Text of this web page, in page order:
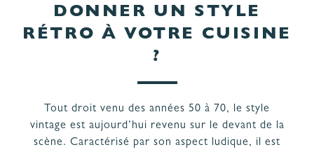
NOS MODÈLES DE CUISINES
DONNER UN STYLE
RÉTRO À VOTRE CUISINE
?
Tout droit venu des années 50 à 70, le style
vintage est aujourd’hui revenu sur le devant de la
scène. Caractérisé par son aspect ludique, il est